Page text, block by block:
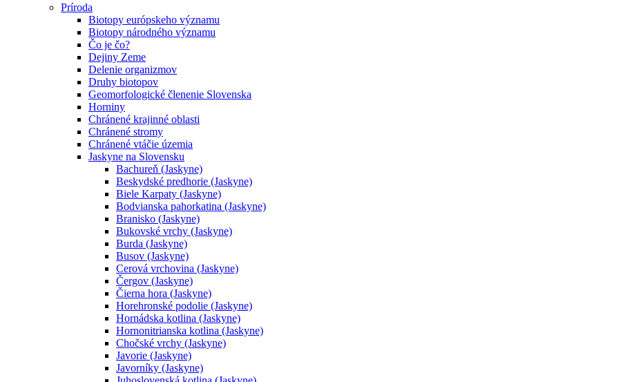
Príroda
Biotopy európskeho významu
Biotopy národného významu
Čo je čo?
Dejiny Zeme
Delenie organizmov
Druhy biotopov
Geomorfologické členenie Slovenska
Horniny
Chránené krajinné oblasti
Chránené stromy
Chránené vtáčie územia
Jaskyne na Slovensku
Bachureň (Jaskyne)
Beskydské predhorie (Jaskyne)
Biele Karpaty (Jaskyne)
Bodvianska pahorkatina (Jaskyne)
Branisko (Jaskyne)
Bukovské vrchy (Jaskyne)
Burda (Jaskyne)
Busov (Jaskyne)
Cerová vrchovina (Jaskyne)
Čergov (Jaskyne)
Čierna hora (Jaskyne)
Horehronské podolie (Jaskyne)
Hornádska kotlina (Jaskyne)
Hornonitrianska kotlina (Jaskyne)
Chočské vrchy (Jaskyne)
Javorie (Jaskyne)
Javorníky (Jaskyne)